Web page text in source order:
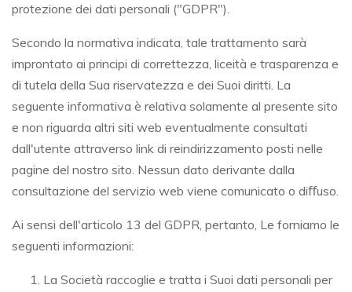
protezione dei dati personali ("GDPR").
Secondo la normativa indicata, tale trattamento sarà
improntato ai principi di correttezza, liceità e trasparenza e
di tutela della Sua riservatezza e dei Suoi diritti. La
seguente informativa è relativa solamente al presente sito
e non riguarda altri siti web eventualmente consultati
dall'utente attraverso link di reindirizzamento posti nelle
pagine del nostro sito. Nessun dato derivante dalla
consultazione del servizio web viene comunicato o diﬀuso.
Ai sensi dell'articolo 13 del GDPR, pertanto, Le forniamo le
seguenti informazioni:
La Società raccoglie e tratta i Suoi dati personali per